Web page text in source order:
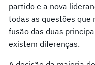
partido e a nova
todas as questões que
fusão das duas
existem diferenças.